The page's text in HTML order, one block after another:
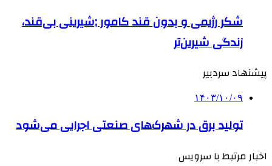
شکر رژیمی و بدون قند کامور ;شیرینی بی‌قند،
زندگی شیرین‌تر
پیشنهاد سردبیر
۱۴۰۳/۱۰/۰۹
تولید برق در شهرک‌های صنعتی اجرایی می‌شود
اخبار مرتبط با سرویس